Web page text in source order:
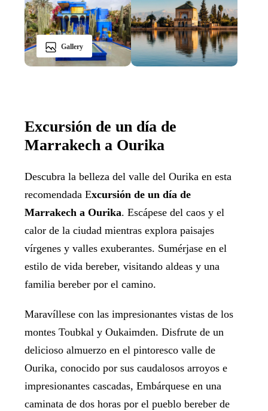
Gallery
Excursión de un día de
Marrakech a Ourika
Descubra la belleza del valle del Ourika en esta
recomendada Excursión de un día de
Marrakech a Ourika. Escápese del caos y el
calor de la ciudad mientras explora paisajes
vírgenes y valles exuberantes. Sumérjase en el
estilo de vida bereber, visitando aldeas y una
familia bereber por el camino.
Maravíllese con las impresionantes vistas de los
montes Toubkal y Oukaimden. Disfrute de un
delicioso almuerzo en el pintoresco valle de
Ourika, conocido por sus caudalosos arroyos e
impresionantes cascadas, Embárquese en una
caminata de dos horas por el pueblo bereber de